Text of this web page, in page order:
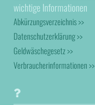
wichtige Informationen
Abkürzungsverzeichnis >>
Datenschutzerklärung >>
Geldwäschegesetz >>
Verbraucherinformationen >>